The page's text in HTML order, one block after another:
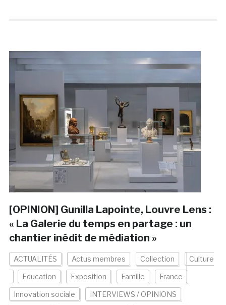
[OPINION] Gunilla Lapointe, Louvre Lens :
« La Galerie du temps en partage : un
chantier inédit de médiation »
ACTUALITÉS Actus membres Collection Culture
Education Exposition Famille France
Innovation sociale INTERVIEWS / OPINIONS